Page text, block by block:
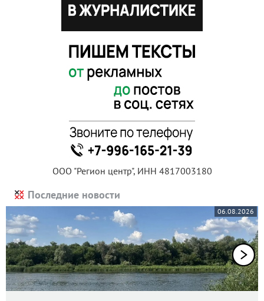
ООО "Регион центр", ИНН 4817003180
Последние новости
06.08.2026